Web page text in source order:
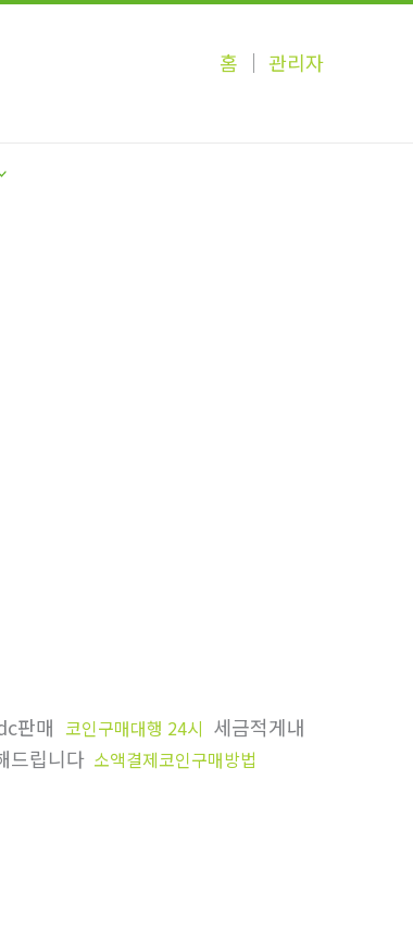
홈 │ 관리자
판매 코인구매대행 24시 세금적게내
드립니다 소액결제코인구매방법